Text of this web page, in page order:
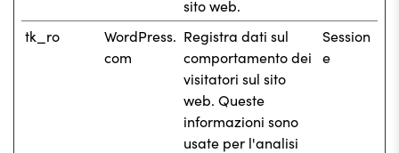
sito web.
tk_ro
WordPress.
com
Registra dati sul
comportamento dei
visitatori sul sito
web. Queste
informazioni sono
usate per l'analisi
Session
e